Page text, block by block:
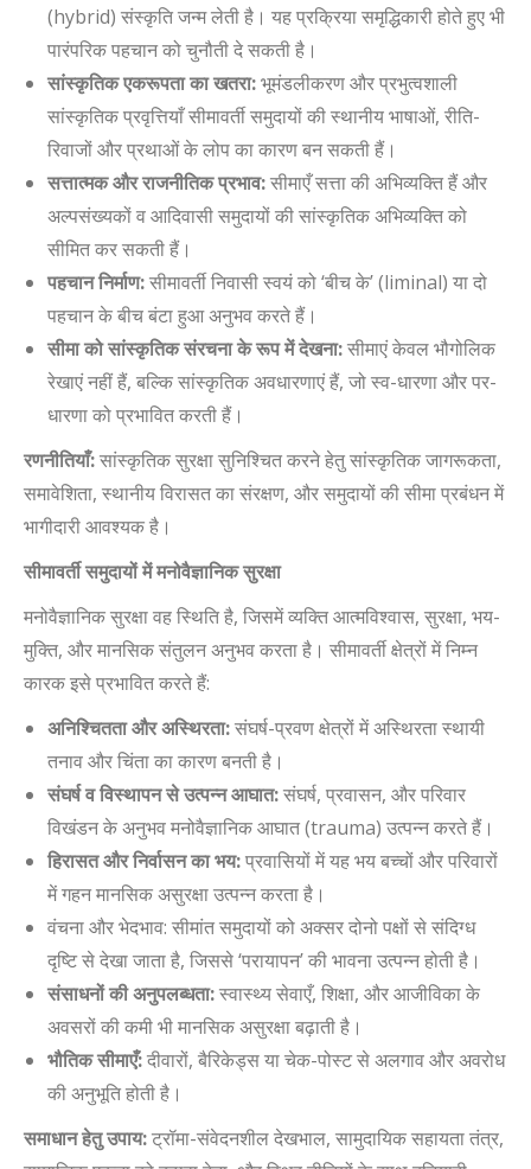
(hybrid) संस्कृति जन्म लेती है। यह प्रक्रिया समृद्धिकारी होते हुए भी
पारंपरिक पहचान को चुनौती दे सकती है।
सांस्कृतिक एकरूपता का खतरा:भूमंडलीकरण और प्रभुत्वशाली
सांस्कृतिक प्रवृत्तियाँ सीमावर्ती समुदायों की स्थानीय भाषाओं, रीति-
रिवाजों और प्रथाओं के लोप का कारण बन सकती हैं।
सत्तात्मक और राजनीतिक प्रभाव:सीमाएँ सत्ता की अभिव्यक्ति हैं और
अल्पसंख्यकों व आदिवासी समुदायों की सांस्कृतिक अभिव्यक्ति को
सीमित कर सकती हैं।
पहचान निर्माण:सीमावर्ती निवासी स्वयं को ‘बीच के’ (liminal) या दो
पहचान के बीच बंटा हुआ अनुभव करते हैं।
सीमा को सांस्कृतिक संरचना के रूप में देखना:सीमाएं केवल भौगोलिक
रेखाएं नहीं हैं, बल्कि सांस्कृतिक अवधारणाएं हैं, जो स्व-धारणा और पर-
धारणा को प्रभावित करती हैं।
रणनीतियाँ:सांस्कृतिक सुरक्षा सुनिश्चित करने हेतु सांस्कृतिक जागरूकता,
समावेशिता, स्थानीय विरासत का संरक्षण, और समुदायों की सीमा प्रबंधन में
भागीदारी आवश्यक है।
सीमावर्ती समुदायों में मनोवैज्ञानिक सुरक्षा
मनोवैज्ञानिक सुरक्षा वह स्थिति है, जिसमें व्यक्ति आत्मविश्वास, सुरक्षा, भय-
मुक्ति, और मानसिक संतुलन अनुभव करता है। सीमावर्ती क्षेत्रों में निम्न
कारक इसे प्रभावित करते हैं:
अनिश्चितता और अस्थिरता:संघर्ष-प्रवण क्षेत्रों में अस्थिरता स्थायी
तनाव और चिंता का कारण बनती है।
संघर्ष व विस्थापन से उत्पन्न आघात:संघर्ष, प्रवासन, और परिवार
विखंडन के अनुभव मनोवैज्ञानिक आघात (trauma) उत्पन्न करते हैं।
हिरासत और निर्वासन का भय:प्रवासियों में यह भय बच्चों और परिवारों
में गहन मानसिक असुरक्षा उत्पन्न करता है।
वंचना और भेदभाव: सीमांत समुदायों को अक्सर दोनो पक्षों से संदिग्ध
दृष्टि से देखा जाता है, जिससे ‘परायापन’ की भावना उत्पन्न होती है।
संसाधनों की अनुपलब्धता:स्वास्थ्य सेवाएँ, शिक्षा, और आजीविका के
अवसरों की कमी भी मानसिक असुरक्षा बढ़ाती है।
भौतिक सीमाएँ:दीवारों, बैरिकेड्स या चेक-पोस्ट से अलगाव और अवरोध
की अनुभूति होती है।
समाधान हेतु उपाय:ट्रॉमा-संवेदनशील देखभाल, सामुदायिक सहायता तंत्र,